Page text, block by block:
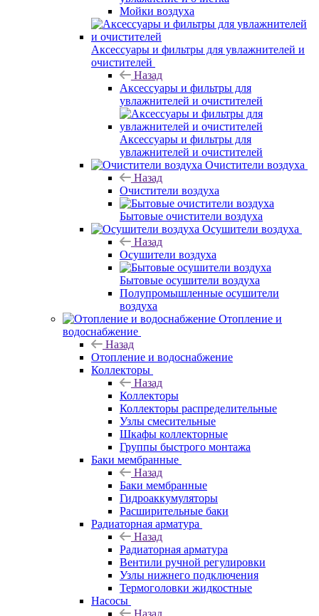
Мойки воздуха
Аксессуары и фильтры для увлажнителей и
очистителей
Назад
Аксессуары и фильтры для
увлажнителей и очистителей
Аксессуары и фильтры для
увлажнителей и очистителей
Очистители воздуха
Назад
Очистители воздуха
Бытовые очистители воздуха
Осушители воздуха
Назад
Осушители воздуха
Бытовые осушители воздуха
Полупромышленные осушители
воздуха
Отопление и
водоснабжение
Назад
Отопление и водоснабжение
Коллекторы
Назад
Коллекторы
Коллекторы распределительные
Узлы смесительные
Шкафы коллекторные
Группы быстрого монтажа
Баки мембранные
Назад
Баки мембранные
Гидроаккумуляторы
Расширительные баки
Радиаторная арматура
Назад
Радиаторная арматура
Вентили ручной регулировки
Узлы нижнего подключения
Термоголовки жидкостные
Насосы
Назад